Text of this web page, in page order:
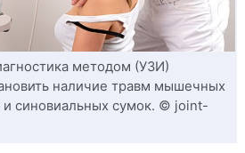
методом (УЗИ)
наличие травм мышечных
и синовиальных сумок. © joint-